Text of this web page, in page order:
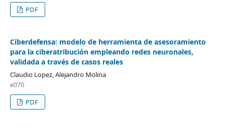
PDF
Ciberdefensa: modelo de herramienta de asesoramiento
para la ciberatribución empleando redes neuronales,
validada a través de casos reales
Claudio Lopez, Alejandro Molina
e070
PDF